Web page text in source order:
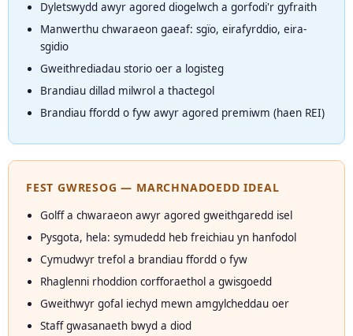
Dyletswydd awyr agored diogelwch a gorfodi'r gyfraith
Manwerthu chwaraeon gaeaf: sgïo, eirafyrddio, eira-
sgidio
Gweithrediadau storio oer a logisteg
Brandiau dillad milwrol a thactegol
Brandiau ffordd o fyw awyr agored premiwm (haen REI)
FEST GWRESOG — MARCHNADOEDD IDEAL
Golff a chwaraeon awyr agored gweithgaredd isel
Pysgota, hela: symudedd heb freichiau yn hanfodol
Cymudwyr trefol a brandiau ffordd o fyw
Rhaglenni rhoddion corfforaethol a gwisgoedd
Gweithwyr gofal iechyd mewn amgylcheddau oer
Staff gwasanaeth bwyd a diod